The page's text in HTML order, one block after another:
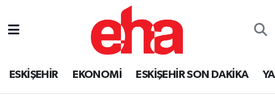
ESKİŞEHİR EKONOMİ ESKİŞEHİR SON DAKİKA